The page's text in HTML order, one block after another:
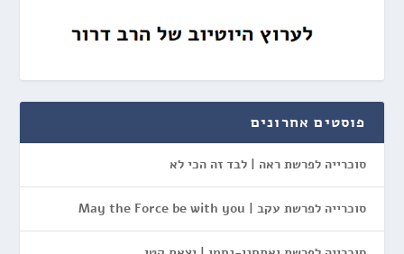
פוסטים אחרונים
סוכרייה לפרשת ראה | לבד זה הכי לא
סוכרייה לפרשת עקב | May the Force be with you